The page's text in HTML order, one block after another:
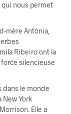
nous permet
mère Antônia,
Ribeiro ont la
silencieuse
dans le monde
York
Elle a